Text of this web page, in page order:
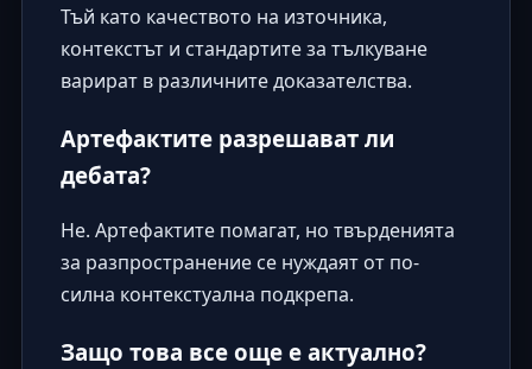
Тъй като качеството на източника,
контекстът и стандартите за тълкуване
варират в различните доказателства.
Артефактите разрешават ли
дебата?
Не. Артефактите помагат, но твърденията
за разпространение се нуждаят от по-
силна контекстуална подкрепа.
Защо това все още е актуално?